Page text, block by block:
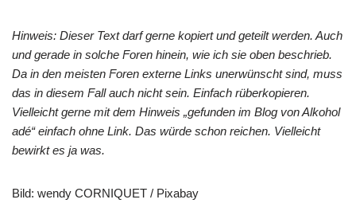
Hinweis: Dieser Text darf gerne kopiert und geteilt werden. Auch
und gerade in solche Foren hinein, wie ich sie oben beschrieb.
Da in den meisten Foren externe Links unerwünscht sind, muss
das in diesem Fall auch nicht sein. Einfach rüberkopieren.
Vielleicht gerne mit dem Hinweis „gefunden im Blog von Alkohol
adé“ einfach ohne Link. Das würde schon reichen. Vielleicht
bewirkt es ja was.
Bild: wendy CORNIQUET / Pixabay